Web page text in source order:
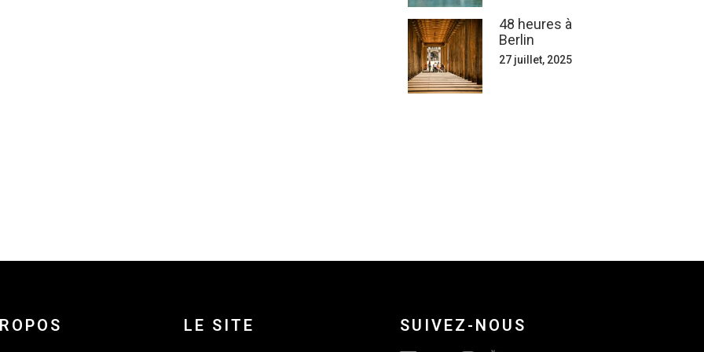
48 heures à
Berlin
27 juillet, 2025
LE SITE SUIVEZ-NOUS